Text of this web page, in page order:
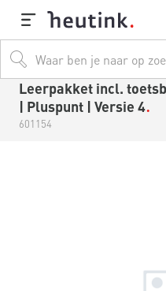
Leerpakket incl.
| Pluspunt | Versie 4
601154